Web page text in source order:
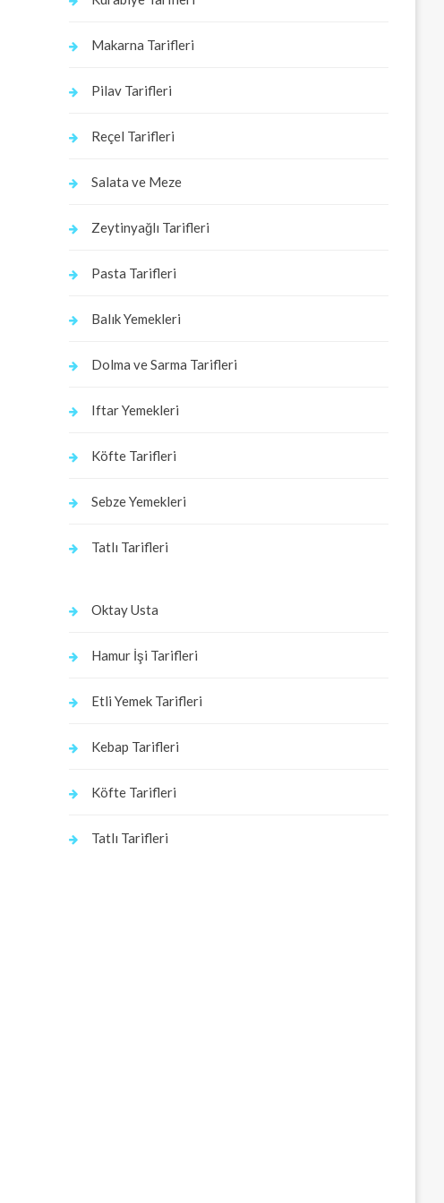
Makarna Tarifleri
Pilav Tarifleri
Reçel Tarifleri
Salata ve Meze
Zeytinyağlı Tarifleri
Pasta Tarifleri
Balık Yemekleri
Dolma ve Sarma Tarifleri
Iftar Yemekleri
Köfte Tarifleri
Sebze Yemekleri
Tatlı Tarifleri
Oktay Usta
Hamur İşi Tarifleri
Etli Yemek Tarifleri
Kebap Tarifleri
Köfte Tarifleri
Tatlı Tarifleri